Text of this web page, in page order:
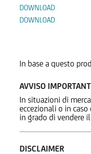
DOWNLOAD
DOWNLOAD
In base a questo
AVVISO
In situazioni di
eccezionali o in
in grado di vendere
DISCLAIMER